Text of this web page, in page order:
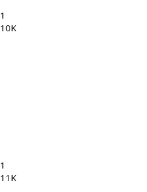
1
10K
1
11K